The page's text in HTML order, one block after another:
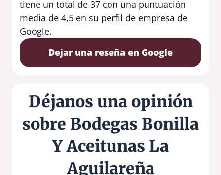
tiene un total de 37 con una puntuación
media de 4,5 en su perfil de empresa de
Google.
Dejar una reseña en Google
Déjanos una opinión
sobre Bodegas Bonilla
Y Aceitunas La
Aguilareña